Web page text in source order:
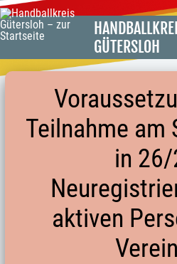
GÜTERSLOH
2025/2026
Folgen.de Mannschaften
Teilnahme am
in
aktiven